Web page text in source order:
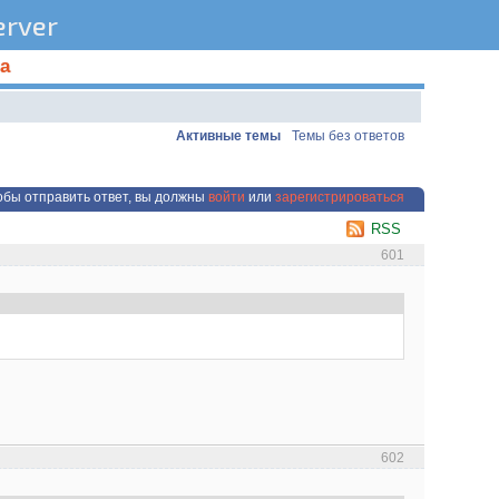
Активные темы Темы без ответов
отправить ответ, вы должны войти или зарегистрироваться
RSS
601
602